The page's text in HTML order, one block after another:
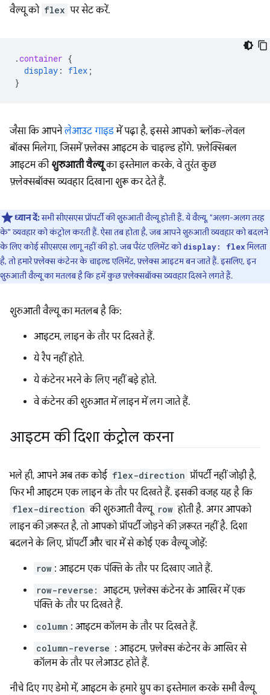
वैल्यू को flex पर सेट करें.
.container {
display : flex ;
}
जैसा कि आपनेलेआउट गाइडमें पढ़ा है, इससे आपको ब्लॉक-लेवल
बॉक्स मिलेगा, जिसमें फ़्लेक्स आइटम के चाइल्ड होंगे. फ़्लेक्सिबल
आइटम की शुरुआती वैल्यूका इस्तेमाल करके, वे तुरंत कुछ
फ़्लेक्सबॉक्स व्यवहार दिखाना शुरू कर देते हैं.
ध्यान दें:सभी सीएसएस प्रॉपर्टी की शुरुआती वैल्यू होती हैं. ये वैल्यू, "अलग-अलग तरह
के" व्यवहार को कंट्रोल करती हैं. ऐसा तब होता है, जब आपने शुरुआती व्यवहार को बदलने
के लिए कोई सीएसएस लागू नहीं की हो. जब पैरंट एलिमेंट कोdisplay: flexमिलता
है, तो हमारे फ़्लेक्स कंटेनर के चाइल्ड एलिमेंट, फ़्लेक्स आइटम बन जाते हैं. इसलिए, इन
शुरुआती वैल्यू का मतलब है कि हमें कुछ फ़्लेक्सबॉक्स व्यवहार दिखने लगते हैं.
शुरुआती वैल्यू का मतलब है कि:
आइटम, लाइन के तौर पर दिखते हैं.
ये रैप नहीं होते.
ये कंटेनर भरने के लिए नहीं बड़े होते.
वे कंटेनर की शुरुआत में लाइन में लग जाते हैं.
आइटम की दिशा कंट्रोल करना
भले ही, आपने अब तक कोई flex-direction प्रॉपर्टी नहीं जोड़ी है,
फिर भी आइटम एक लाइन के तौर पर दिखते हैं. इसकी वजह यह है कि
flex-direction की शुरुआती वैल्यू row होती है. अगर आपको
लाइन की ज़रूरत है, तो आपको प्रॉपर्टी जोड़ने की ज़रूरत नहीं है. दिशा
बदलने के लिए, प्रॉपर्टी और चार में से कोई एक वैल्यू जोड़ें:
row : आइटम एक पंक्ति के तौर पर दिखाए जाते हैं.
row-reverse: आइटम, फ़्लेक्स कंटेनर के आखिर में एक
पंक्ति के तौर पर दिखते हैं.
column : आइटम कॉलम के तौर पर दिखते हैं.
column-reverse : आइटम, फ़्लेक्स कंटेनर के आखिर से
कॉलम के तौर पर लेआउट होते हैं.
नीचे दिए गए डेमो में, आइटम के हमारे ग्रुप का इस्तेमाल करके सभी वैल्यू